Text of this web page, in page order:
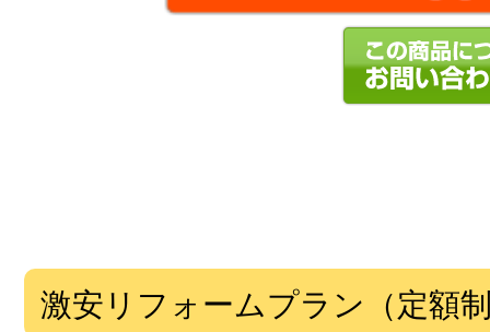
激安リフォームプラン（定額